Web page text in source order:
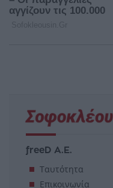
freeD Α.Ε.
Ταυτότητα
Επικοινωνία